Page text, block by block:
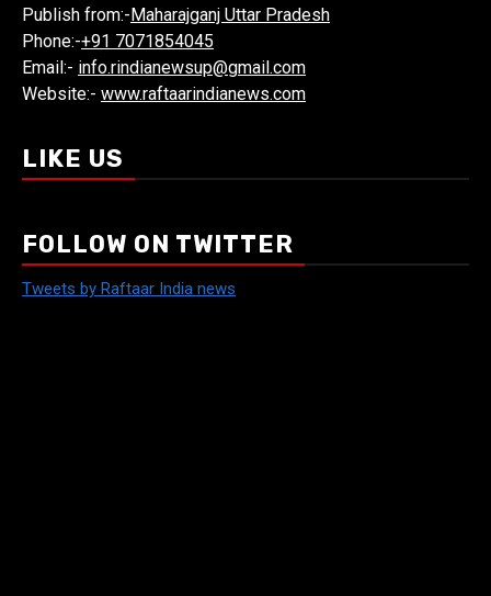
Publish from:-Maharajganj Uttar Pradesh
Phone:-+91 7071854045
Email:- info.rindianewsup@gmail.com
Website:- www.raftaarindianews.com
LIKE US
FOLLOW ON TWITTER
Tweets by Raftaar India news